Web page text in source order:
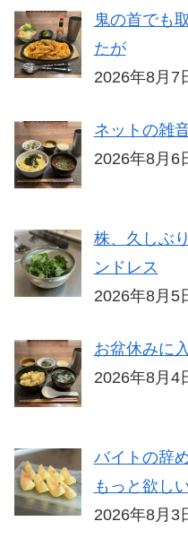
鬼の首でも
たが
2026年8月7
ネットの雑
2026年8月6
株、久しぶ
ンドレス
2026年8月5
お盆休みに
2026年8月4
バイトの辞
もっと欲し
2026年8月3